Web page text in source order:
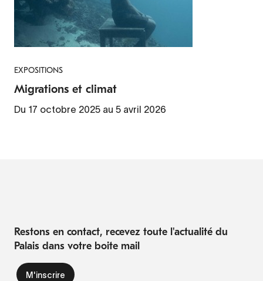
EXPOSITIONS
Migrations et climat
Du 17 octobre 2025 au 5 avril 2026
Restons en contact, recevez toute l'actualité du
Palais dans votre boite mail